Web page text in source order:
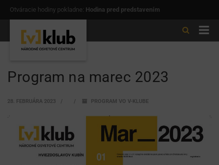
Otváracie hodiny pokladne: Hodina pred predstavením
Program na marec 2023
28. FEBRUÁRA 2023 PROGRAM VO V-KLUBE